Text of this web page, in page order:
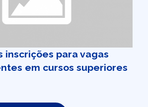
inscrições para vagas
em cursos superiores